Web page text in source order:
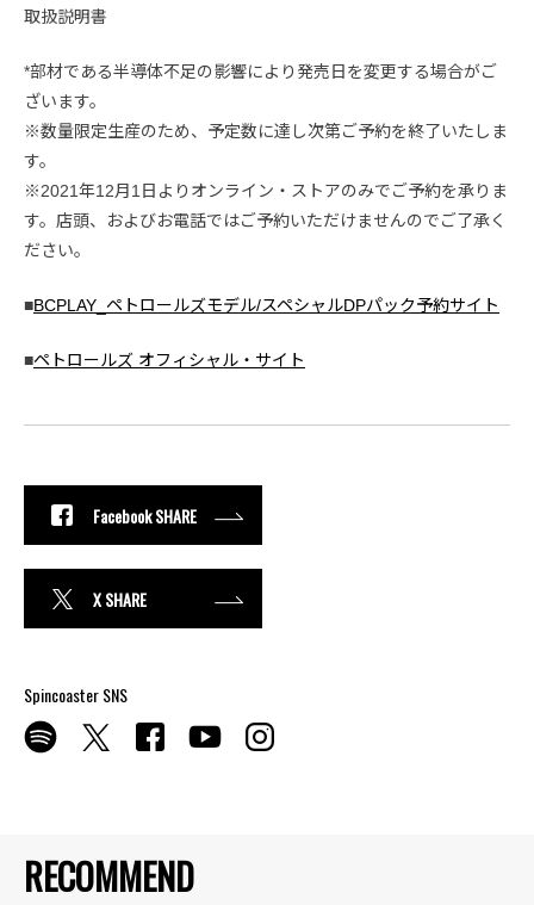
RECOMMEND
取扱説明書
*部材である半導体不足の影響により発売日を変更する場合がご
ざいます。
※数量限定生産のため、予定数に達し次第ご予約を終了いたしま
す。
※2021年12月1日よりオンライン・ストアのみでご予約を承りま
す。店頭、およびお電話ではご予約いただけませんのでご了承く
ださい。
■BCPLAY_ペトロールズモデル/スペシャルDPパック予約サイト
■ペトロールズ オフィシャル・サイト
Facebook SHARE
X SHARE
Spincoaster SNS